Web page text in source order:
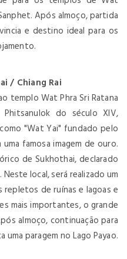
Após almoço, partida
e destino ideal para os
/ Chiang Rai
templo Wat Phra Sri Ratana
do século XIV,
"Wat Yai" fundado pelo
famosa imagem de ouro.
de Sukhothai, declarado
local, será realizado um
de ruínas e lagoas e
mais importantes, o grande
almoço, continuação para
uma paragem no Lago Payao.